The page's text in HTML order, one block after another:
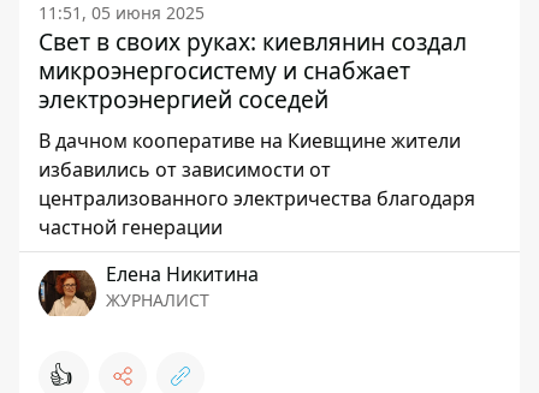
11:51, 05 июня 2025
Свет в своих руках: киевлянин создал
микроэнергосистему и снабжает
электроэнергией соседей
В дачном кооперативе на Киевщине жители
избавились от зависимости от
централизованного электричества благодаря
частной генерации
Елена Никитина
ЖУРНАЛИСТ
👍